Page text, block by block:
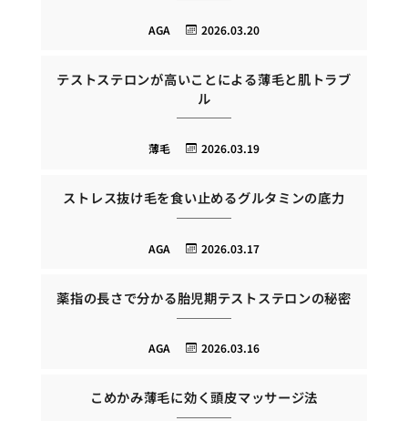
2026.03.20
AGA
テストステロンが高いことによる薄毛と肌トラブ
ル
2026.03.19
薄毛
ストレス抜け毛を食い止めるグルタミンの底力
2026.03.17
AGA
薬指の長さで分かる胎児期テストステロンの秘密
2026.03.16
AGA
こめかみ薄毛に効く頭皮マッサージ法